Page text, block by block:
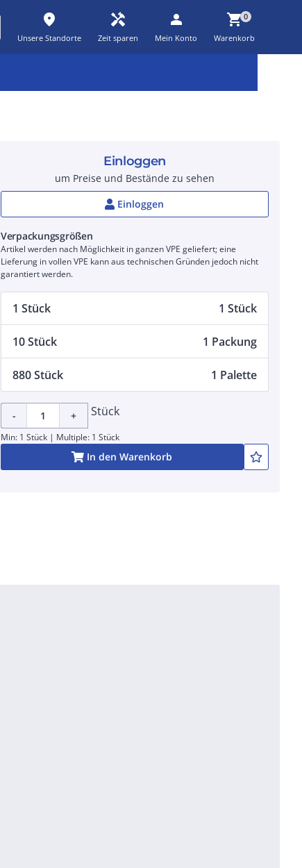
place
Unsere Standorte
handyman
Zeit sparen
person
Mein Konto
shopping_cart0
Warenkorb
Einloggen
um Preise und Bestände zu sehen
Einloggen
Verpackungsgrößen
Artikel werden nach Möglichkeit in ganzen VPE geliefert; eine
Lieferung in vollen VPE kann aus technischen Gründen jedoch nicht
garantiert werden.
1 Stück 1 Stück
10 Stück 1 Packung
880 Stück 1 Palette
- + Stück
Min: 1 Stück | Multiple: 1 Stück
In den Warenkorb